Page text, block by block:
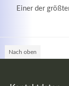
Einer der
Nach oben
elit.